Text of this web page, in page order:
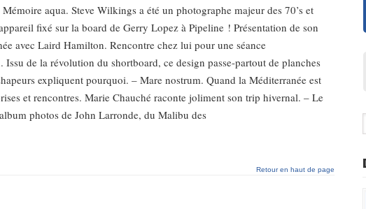
aqua. Steve Wilkings a été un photographe majeur des 70’s et
fixé sur la board de Gerry Lopez à Pipeline ! Présentation de son
avec Laird Hamilton. Rencontre chez lui pour une séance
de la révolution du shortboard, ce design passe-partout de planches
expliquent pourquoi. – Mare nostrum. Quand la Méditerranée est
et rencontres. Marie Chauché raconte joliment son trip hivernal. – Le
photos de John Larronde, du Malibu des
Retour en haut de page